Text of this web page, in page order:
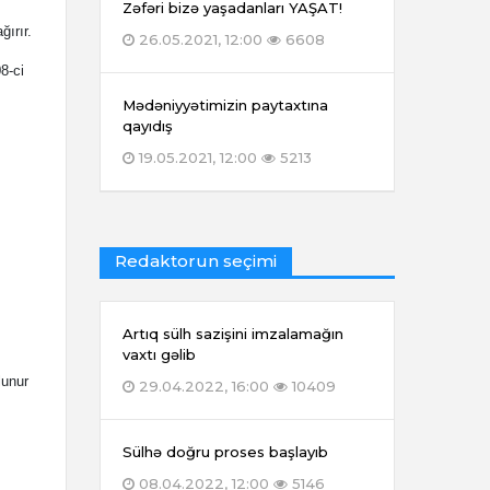
ci
Zəfəri bizə yaşadanları YAŞAT!
26.05.2021, 12:00
6608
Mədəniyyətimizin paytaxtına
qayıdış
19.05.2021, 12:00
5213
Redaktorun seçimi
Artıq sülh sazişini imzalamağın
vaxtı gəlib
29.04.2022, 16:00
10409
Sülhə doğru proses başlayıb
08.04.2022, 12:00
5146